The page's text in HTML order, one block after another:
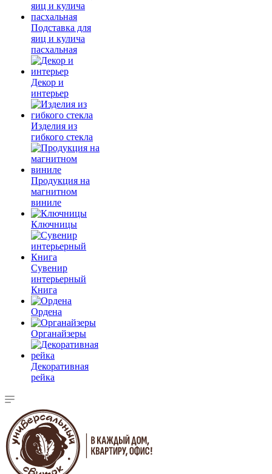
Подставка для
яиц и кулича
пасхальная
Декор и
интерьер
Изделия из
гибкого стекла
Продукция на
магнитном
виниле
Ключницы
Сувенир
интерьерный
Книга
Ордена
Органайзеры
Декоративная
рейка